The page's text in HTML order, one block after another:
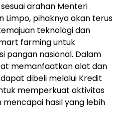
arahan Menteri
Limpo, pihaknya akan terus
teknologi dan
farming untuk
pangan nasional. Dalam
memanfaatkan alat dan
dibeli melalui Kredit
memperkuat aktivitas
hasil yang lebih